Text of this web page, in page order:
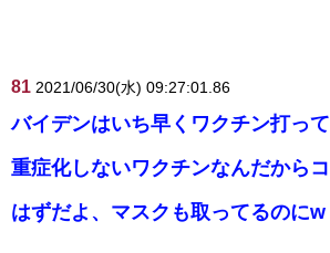
81 2021/06/30(水) 09:27:01.86
バイデンはいち早くワクチン打っ
重症化しないワクチンなんだから
はずだよ、マスクも取ってるのにw